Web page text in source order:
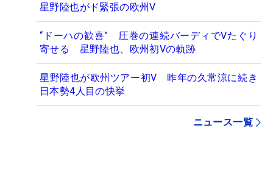
星野陸也がド緊張の欧州V
“ドーハの歓喜” 圧巻の連続バーディでVたぐり
寄せる 星野陸也、欧州初Vの軌跡
星野陸也が欧州ツアー初V 昨年の久常涼に続き
日本勢4人目の快挙
ニュース一覧